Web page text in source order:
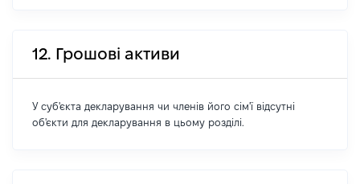
12. Грошові активи
У суб'єкта декларування чи членів його сім'ї відсутні
об'єкти для декларування в цьому розділі.